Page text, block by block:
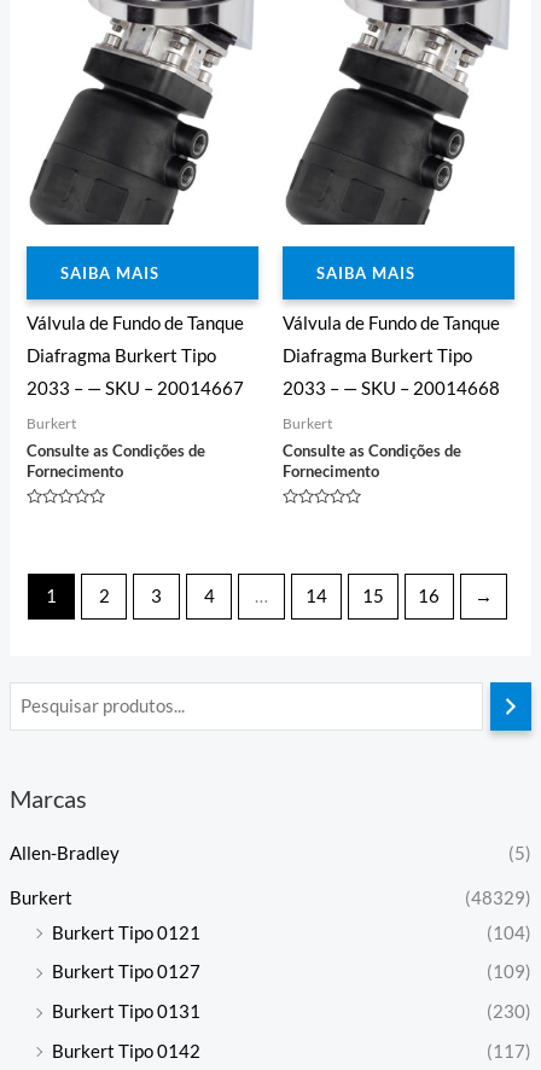
Marcas
Allen-Bradley (5)
Burkert
(48329)
Burkert Tipo 0121
(104)
Burkert Tipo 0127
(109)
Burkert Tipo 0131
(230)
Burkert Tipo 0142
(117)
SAIBA MAIS
Válvula de Fundo de Tanque
Diafragma Burkert Tipo
2033 – — SKU – 20014667
Burkert
Consulte as Condições de
Fornecimento
SAIBA MAIS
Válvula de Fundo de Tanque
Diafragma Burkert Tipo
2033 – — SKU – 20014668
Burkert
Consulte as Condições de
Fornecimento
1 2 3 4 … 14 15 16 →